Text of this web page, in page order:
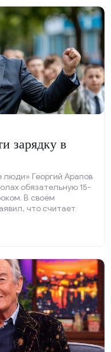
зарядку в
Георгий Арапов
обязательную 15-
В своём
что считает